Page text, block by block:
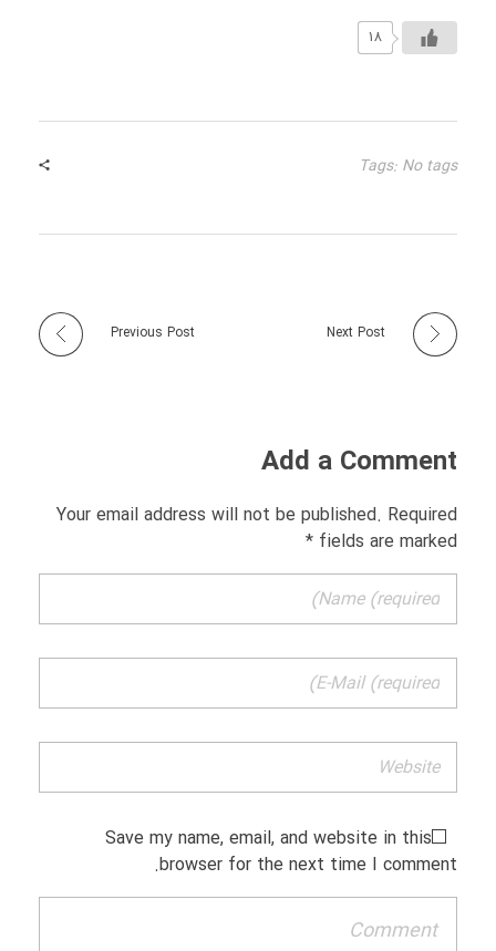
18
Tags: No tags
Previous Post Next Post
Add a Comment
Your email address will not be published. Required
fields are marked *
Save my name, email, and website in this
browser for the next time I comment.